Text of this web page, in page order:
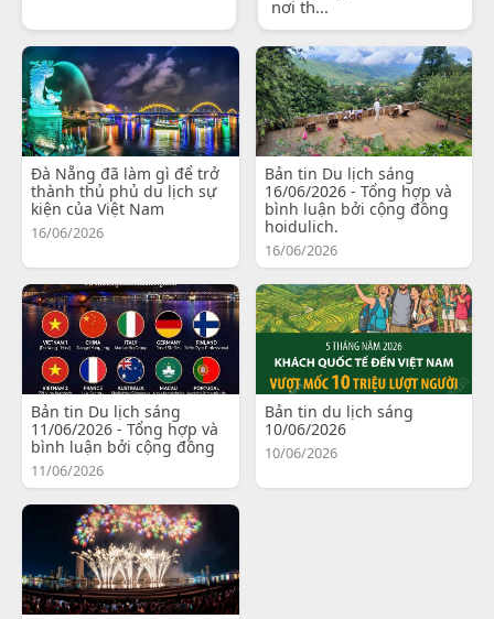
nơi th...
Đà Nẵng đã làm gì để trở
thành thủ phủ du lịch sự
kiện của Việt Nam
16/06/2026
Bản tin Du lịch sáng
16/06/2026 - Tổng hợp và
bình luận bởi cộng đồng
hoidulich.
16/06/2026
Bản tin Du lịch sáng
11/06/2026 - Tổng hợp và
bình luận bởi cộng đồng
11/06/2026
Bản tin du lịch sáng
10/06/2026
10/06/2026